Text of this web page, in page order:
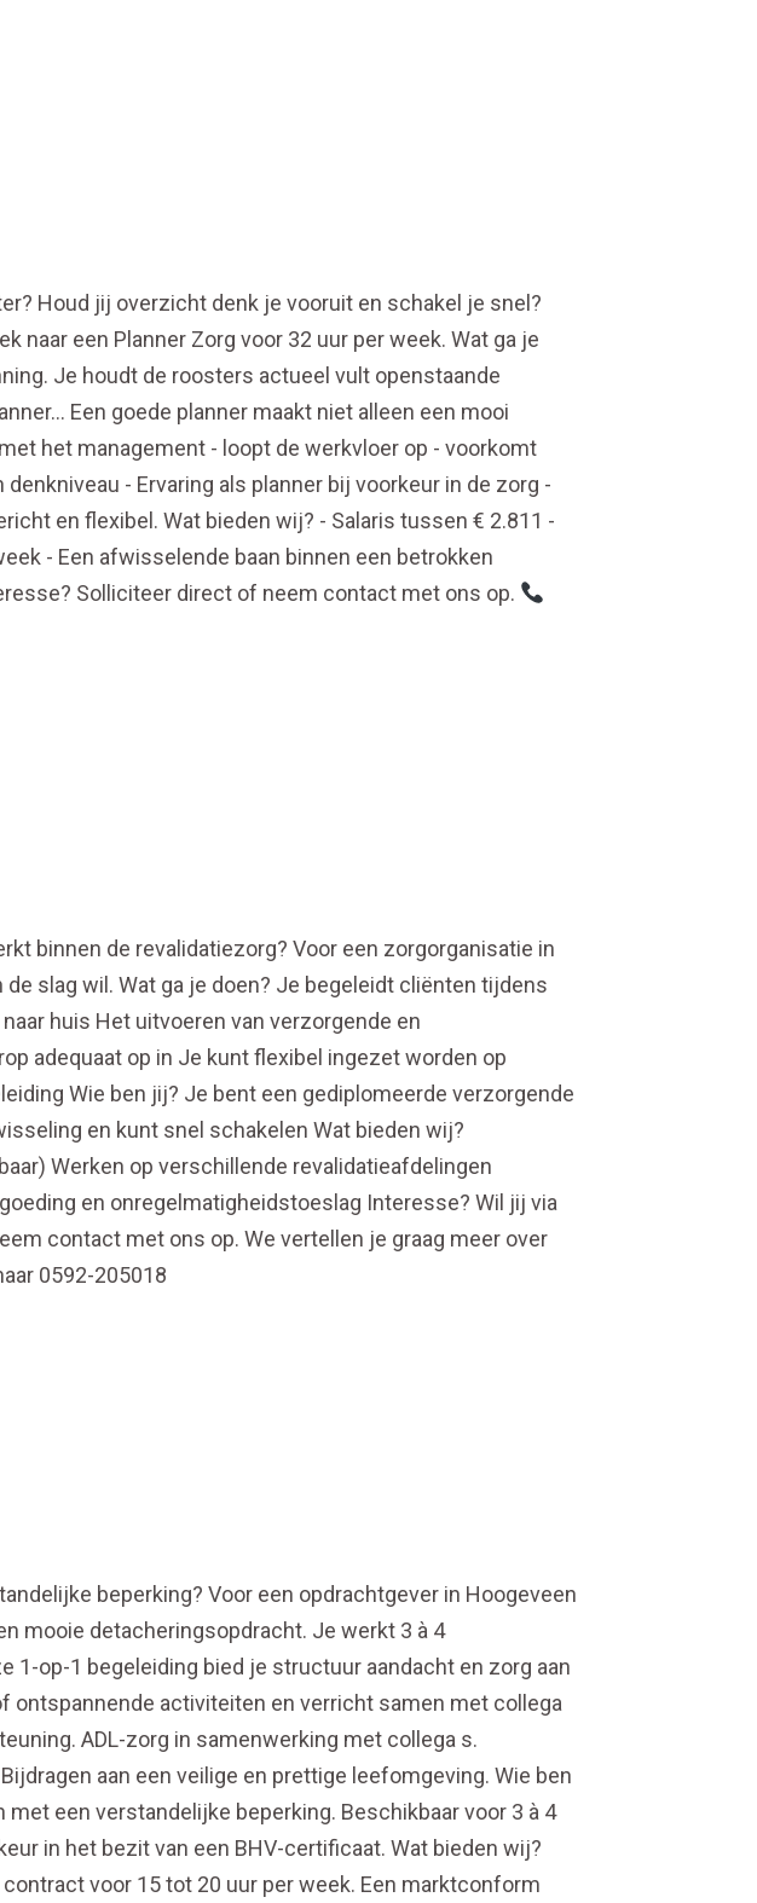
Houd jij overzicht denk je vooruit en schakel je snel?
naar een Planner Zorg voor 32 uur per week. Wat ga je
Je houdt de roosters actueel vult openstaande
Een goede planner maakt niet alleen een mooi
het management - loopt de werkvloer op - voorkomt
- Ervaring als planner bij voorkeur in de zorg -
en flexibel. Wat bieden wij? - Salaris tussen € 2.811 -
- Een afwisselende baan binnen een betrokken
Solliciteer direct of neem contact met ons op.
binnen de revalidatiezorg? Voor een zorgorganisatie in
slag wil. Wat ga je doen? Je begeleidt cliënten tijdens
huis Het uitvoeren van verzorgende en
adequaat op in Je kunt flexibel ingezet worden op
Wie ben jij? Je bent een gediplomeerde verzorgende
en kunt snel schakelen Wat bieden wij?
Werken op verschillende revalidatieafdelingen
en onregelmatigheidstoeslag Interesse? Wil jij via
contact met ons op. We vertellen je graag meer over
0592-205018
beperking? Voor een opdrachtgever in Hoogeveen
mooie detacheringsopdracht. Je werkt 3 à 4
1-op-1 begeleiding bied je structuur aandacht en zorg aan
activiteiten en verricht samen met collega
ADL-zorg in samenwerking met collega s.
aan een veilige en prettige leefomgeving. Wie ben
een verstandelijke beperking. Beschikbaar voor 3 à 4
in het bezit van een BHV-certificaat. Wat bieden wij?
voor 15 tot 20 uur per week. Een marktconform